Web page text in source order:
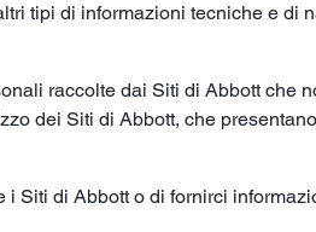
tipi di informazioni tecniche e di
raccolte dai Siti di Abbott che
dei Siti di Abbott, che
Siti di Abbott o di fornirci